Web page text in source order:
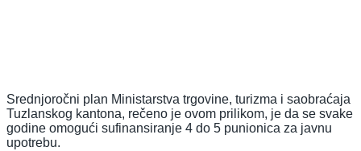
Srednjoročni plan Ministarstva trgovine, turizma i saobraćaja
Tuzlanskog kantona, rečeno je ovom prilikom, je da se svake
godine omogući sufinansiranje 4 do 5 punionica za javnu
upotrebu.